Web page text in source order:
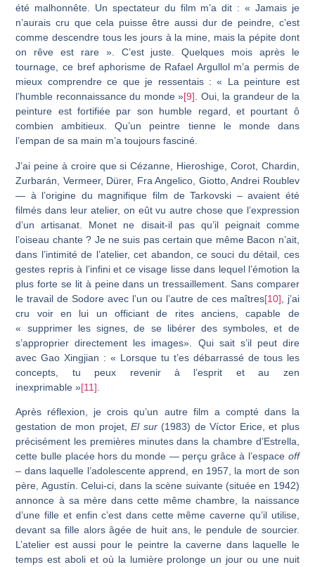
été malhon­nête. Un spectateur du film m’a dit : « Jamais je
n’aurais cru que cela puisse être aussi dur de peindre, c’est
comme descendre tous les jours à la mine, mais la pépite dont
on rêve est rare ». C’est juste. Quelques mois après le
tournage, ce bref aphorisme de Rafael Argullol m’a permis de
mieux comprendre ce que je ressentais : « La peinture est
l’humble reconnaissance du monde »[9]. Oui, la grandeur de la
peinture est fortifiée par son humble regard, et pourtant ô
combien ambitieux. Qu’un peintre tienne le monde dans
l’empan de sa main m’a toujours fasciné.
J’ai peine à croire que si Cézanne, Hieroshige, Corot, Chardin,
Zurbarán, Vermeer, Dürer, Fra Angelico, Giotto, Andrei Roublev
— à l’origine du magnifique film de Tarkovski – avaient été
filmés dans leur atelier, on eût vu autre chose que l’expres­sion
d’un artisanat. Monet ne disait-il pas qu’il peignait comme
l’oiseau chante ? Je ne suis pas certain que même Bacon n’ait,
dans l’intimité de l’atelier, cet abandon, ce souci du détail, ces
gestes repris à l’infini et ce visage lisse dans lequel l’émotion la
plus forte se lit à peine dans un tressaillement. Sans comparer
le travail de Sodore avec l’un ou l’autre de ces maîtres[10] , j’ai
cru voir en lui un officiant de rites anciens, capable de
« supprimer les signes, de se libérer des symboles, et de
s’approprier directement les images». Qui sait s’il peut dire
avec Gao Xingjian : « Lorsque tu t’es débarrassé de tous les
concepts, tu peux revenir à l’esprit et au zen
inexprimable »[11]
Après réflexion, je crois qu’un autre film a compté dans la
gestation de mon projet,El sur (1983) de Víctor Erice, et plus
précisément les premières minutes dans la chambre d’Estrella,
cette bulle placée hors du monde — perçu grâce à l’espace off
– dans laquelle l’adolescente apprend, en 1957, la mort de son
père, Agustín. Celui-ci, dans la scène suivante (située en 1942)
annonce à sa mère dans cette même chambre, la naissance
d’une fille et enfin c’est dans cette même caverne qu’il utilise,
devant sa fille alors âgée de huit ans, le pendule de sourcier.
L’atelier est aussi pour le peintre la caverne dans laquelle le
temps est aboli et où la lumière prolonge un jour ou une nuit